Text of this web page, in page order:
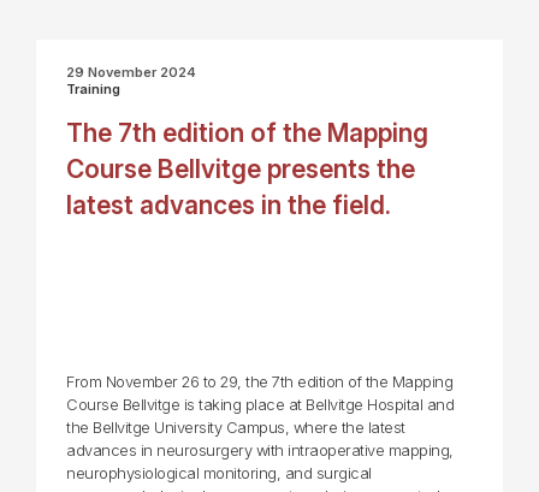
29 November 2024
Training
The 7th edition of the Mapping
Course Bellvitge presents the
latest advances in the field.
From November 26 to 29, the 7th edition of the Mapping
Course Bellvitge is taking place at Bellvitge Hospital and
the Bellvitge University Campus, where the latest
advances in neurosurgery with intraoperative mapping,
neurophysiological monitoring, and surgical